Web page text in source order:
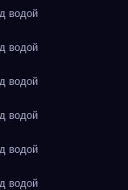
водой
водой
водой
водой
водой
водой